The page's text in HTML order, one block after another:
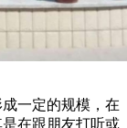
成一定的规模，在
在跟朋友打听或